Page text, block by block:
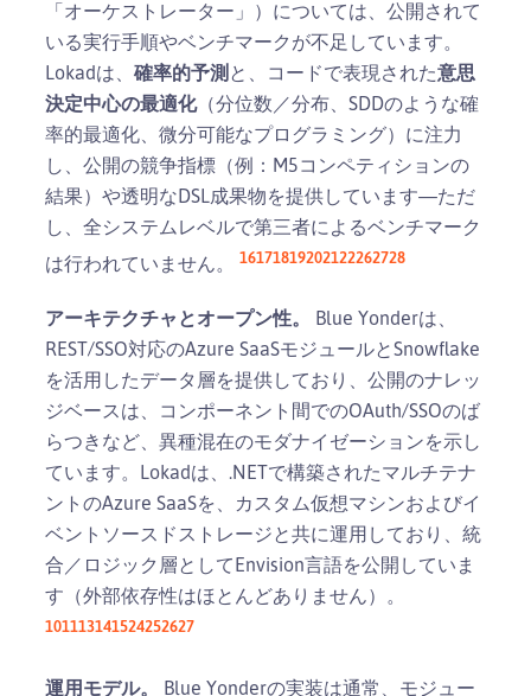
「オーケストレーター」）については、公開されて
いる実行手順やベンチマークが不足しています。
Lokadは、 確率的予測と、コードで表現された意思
決定中心の最適化（分位数／分布、SDDのような確
率的最適化、微分可能なプログラミング）に注力
し、公開の競争指標（例：M5コンペティションの
結果）や透明なDSL成果物を提供しています—ただ
し、全システムレベルで第三者によるベンチマーク
は行われていません。 16171819202122262728
アーキテクチャとオープン性。
Blue Yonderは、
REST/SSO対応のAzure SaaSモジュールとSnowflake
を活用したデータ層を提供しており、公開のナレッ
ジベースは、コンポーネント間でのOAuth/SSOのば
らつきなど、異種混在のモダナイゼーションを示し
ています。Lokadは、.NETで構築されたマルチテナ
ントのAzure SaaSを、カスタム仮想マシンおよびイ
ベントソースドストレージと共に運用しており、統
合／ロジック層としてEnvision言語を公開していま
す（外部依存性はほとんどありません）。
101113141524252627
運用モデル。 Blue Yonderの実装は通常、モジュー